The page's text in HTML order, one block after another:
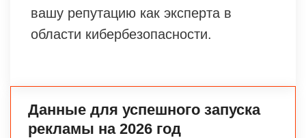
вашу репутацию как эксперта в
области кибербезопасности.
Данные для успешного запуска
рекламы на 2026 год